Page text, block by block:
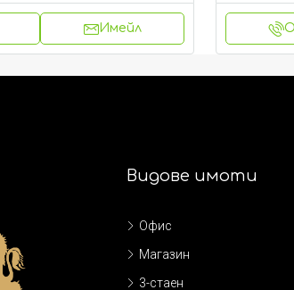
Имейл
Видове имоти
Офис
Магазин
3-стаен